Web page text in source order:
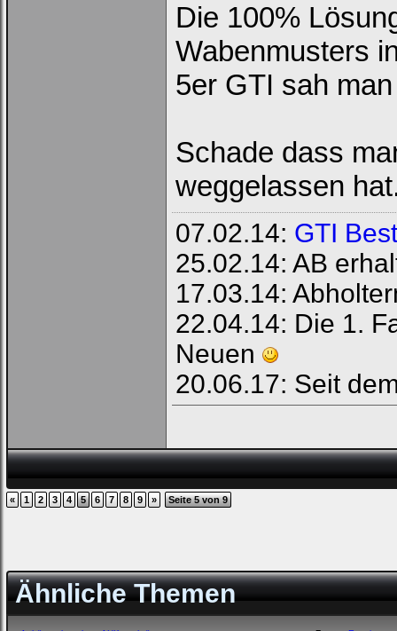
Die 100%
Wabenmusters
5er GTI sah
Schade dass
weggelassen
07.02.14: GTI
25.02.14: AB
17.03.14:
22.04.14: Die 1.
Neuen
20.06.17: Seit
« 1 2 3 4 5 6 7 8 9 » Seite 5 von 9
Ähnliche Themen